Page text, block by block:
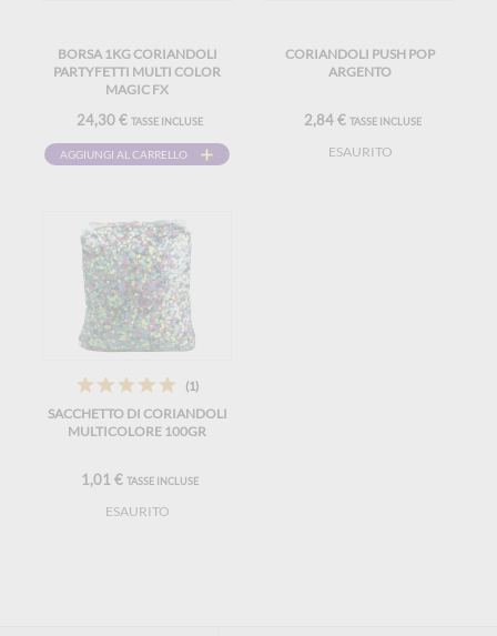
BORSA 1KG CORIANDOLI
PARTYFETTI MULTI COLOR
MAGIC FX
24,30 € TASSE INCLUSE
AGGIUNGI AL CARRELLO
CORIANDOLI PUSH POP
ARGENTO
2,84 € TASSE INCLUSE
ESAURITO
(1)
SACCHETTO DI CORIANDOLI
MULTICOLORE 100GR
1,01 € TASSE INCLUSE
ESAURITO